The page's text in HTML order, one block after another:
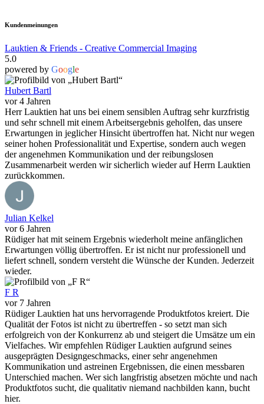
Kundenmeinungen
Lauktien & Friends - Creative Commercial Imaging
5.0
powered by Google
Hubert Bartl
vor 4 Jahren
Herr Lauktien hat uns bei einem sensiblen Auftrag sehr kurzfristig
und sehr schnell mit einem Arbeitsergebnis geholfen, das unsere
Erwartungen in jeglicher Hinsicht übertroffen hat. Nicht nur wegen
seiner hohen Professionalität und Expertise, sondern auch wegen
der angenehmen Kommunikation und der reibungslosen
Zusammenarbeit werden wir sicherlich wieder auf Herrn Lauktien
zurückkommen.
Julian Kelkel
vor 6 Jahren
Rüdiger hat mit seinem Ergebnis wiederholt meine anfänglichen
Erwartungen völlig übertroffen. Er ist nicht nur professionell und
liefert schnell, sondern versteht die Wünsche der Kunden. Jederzeit
wieder.
F R
vor 7 Jahren
Rüdiger Lauktien hat uns hervorragende Produktfotos kreiert. Die
Qualität der Fotos ist nicht zu übertreffen - so setzt man sich
erfolgreich von der Konkurrenz ab und steigert die Umsätze um ein
Vielfaches. Wir empfehlen Rüdiger Lauktien aufgrund seines
ausgeprägten Designgeschmacks, einer sehr angenehmen
Kommunikation und astreinen Ergebnissen, die einen messbaren
Unterschied machen. Wer sich langfristig absetzen möchte und nach
Produktfotos sucht, die qualitativ niemand nachbilden kann, bucht
hier.